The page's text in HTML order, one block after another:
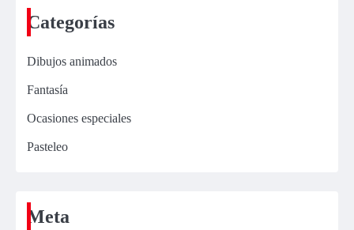
Categorías
Dibujos animados
Fantasía
Ocasiones especiales
Pasteleo
Meta